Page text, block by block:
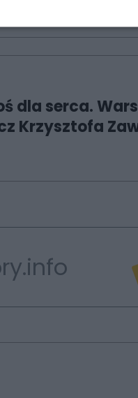
dla serca.
Krzysztofa